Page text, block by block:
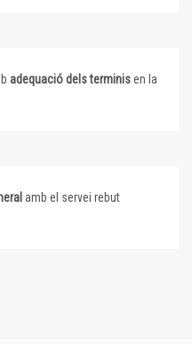
adequació dels terminisen la
amb el servei rebut